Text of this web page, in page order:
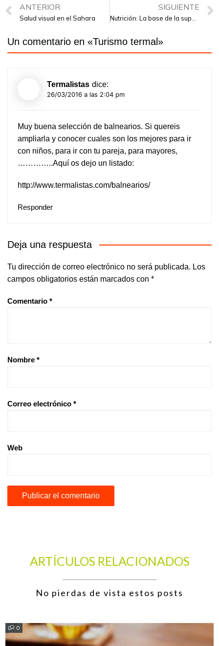
ANTERIOR
Salud visual en el Sahara
SIGUIENTE
Un comentario en «Turismo termal »
Termalistas dice:
26/03/2016 a las 2:04 pm
Muy buena selección de balnearios. Si quereis
ampliarla y conocer cuales son los mejores para ir
con niños, para ir con tu pareja, para mayores,
…………..Aquí os dejo un listado:
http://www.termalistas.com/balnearios/
Responder
Deja una respuesta
Tu dirección de correo electrónico no será publicada. Los
campos obligatorios están marcados con *
Comentario *
Nombre *
Correo electrónico *
Web
ARTÍCULOS RELACIONADOS
No pierdas de vista estos posts
0